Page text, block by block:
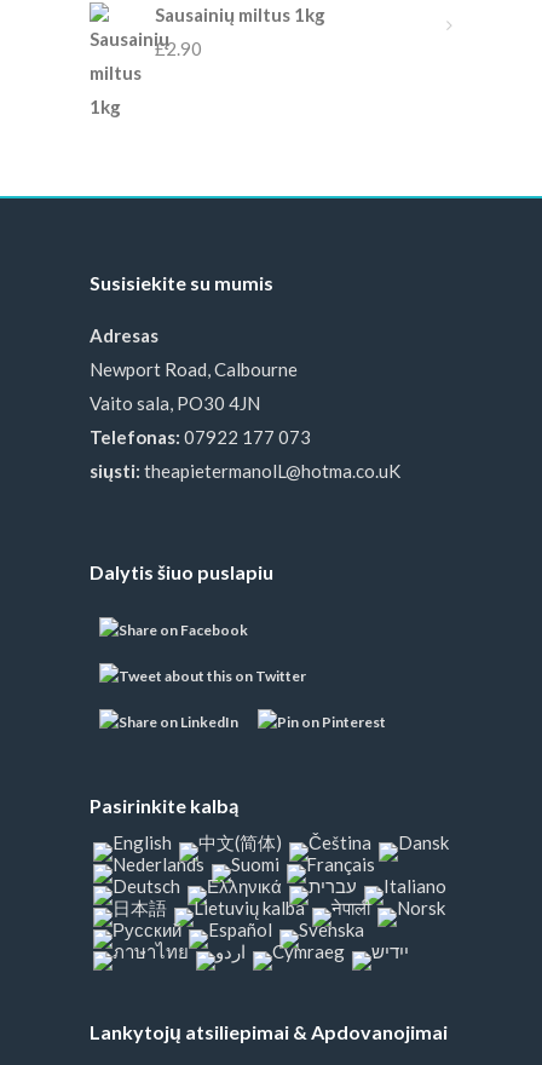
Sausainių miltus 1kg
£2.90
Susisiekite su mumis
Adresas
Newport Road, Calbourne
Vaito sala, PO30 4JN
Telefonas: 07922 177 073
siųsti: theapietermanolL@hotma.co.uK
Dalytis šiuo puslapiu
Pasirinkite kalbą
Lankytojų atsiliepimai & Apdovanojimai